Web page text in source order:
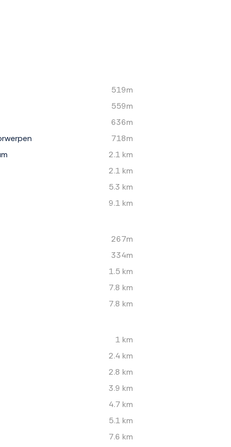
519m
559m
636m
718m
2.1 km
2.1 km
5.3 km
9.1 km
267m
334m
1.5 km
7.8 km
7.8 km
1 km
2.4 km
2.8 km
3.9 km
4.7 km
5.1 km
7.6 km